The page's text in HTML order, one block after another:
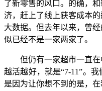
了新零售的风口。的确，
济，赶上了线上获客成本
大数据。但去年以来，曾
似已经不是一家两家了。
但仍有一家超市一直在
越活越好，就是“7-11”。
是因为让你想不到的是，